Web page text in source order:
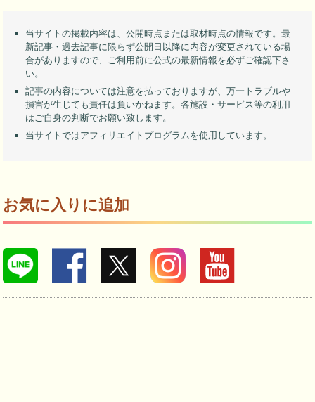
当サイトの掲載内容は、公開時点または取材時点の情報です。最
新記事・過去記事に限らず公開日以降に内容が変更されている場
合がありますので、ご利用前に公式の最新情報を必ずご確認下さ
い。
記事の内容については注意を払っておりますが、万一トラブルや
損害が生じても責任は負いかねます。各施設・サービス等の利用
はご自身の判断でお願い致します。
当サイトではアフィリエイトプログラムを使用しています。
お気に入りに追加